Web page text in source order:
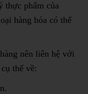
thực phẩm của
hàng hóa có thể
nên liên hệ với
thể về: